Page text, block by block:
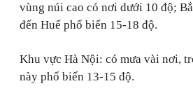
vùng núi cao có nơi dưới 10 độ;
đến Huế phổ biến 15-18 độ.
Khu vực Hà Nội: có mưa vài nơi,
này phổ biến 13-15 độ.